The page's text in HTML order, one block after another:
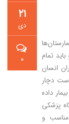
۲۱
دی
۰
تمام
انسان
دچار
داده
پزشکی
و